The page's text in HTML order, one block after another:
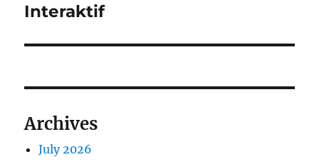
Interaktif
Archives
July 2026